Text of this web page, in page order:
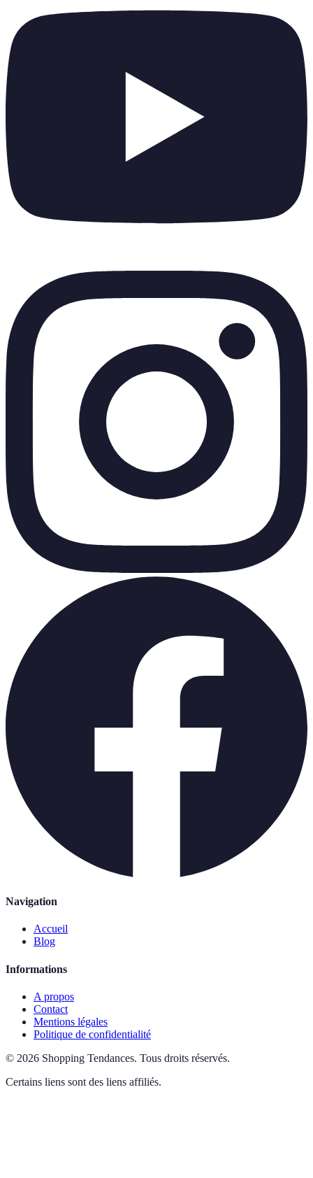
Navigation
Accueil
Blog
Informations
A propos
Contact
Mentions légales
Politique de confidentialité
© 2026 Shopping Tendances. Tous droits réservés.
Certains liens sont des liens affiliés.